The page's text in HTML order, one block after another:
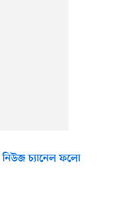
চ্যানেল ফলো